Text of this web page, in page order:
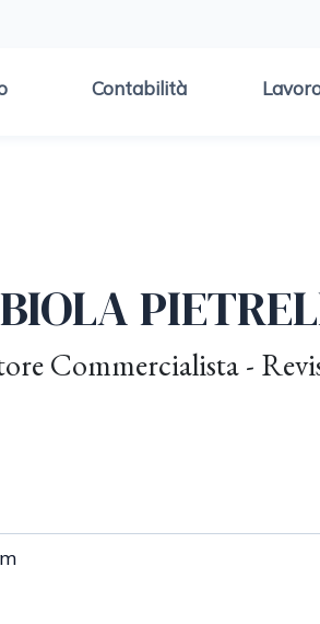
Contabilità
Commercialista -